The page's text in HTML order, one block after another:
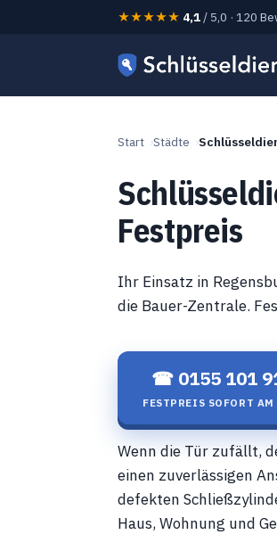
★★★★★ 4,1 / 5,0 · 120
Start Städte
Festpreis
Ihr Einsatz in
die Bauer-Zentrale.
☎ 0155 101
FESTPREIS SOFORT AM
Wenn die Tür zufällt,
einen zuverlässigen
defekten
Haus, Wohnung und